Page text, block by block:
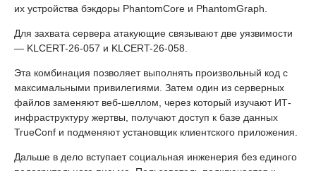
их устройства бэкдоры PhantomCore и PhantomGraph.
Для захвата сервера атакующие связывают две уязвимости
— KLCERT-26-057 и KLCERT-26-058.
Эта комбинация позволяет выполнять произвольный код с
максимальными привилегиями. Затем один из серверных
файлов заменяют веб-шеллом, через который изучают ИТ-
инфраструктуру жертвы, получают доступ к базе данных
TrueConf и подменяют установщик клиентского приложения.
Дальше в дело вступает социальная инженерия без единого